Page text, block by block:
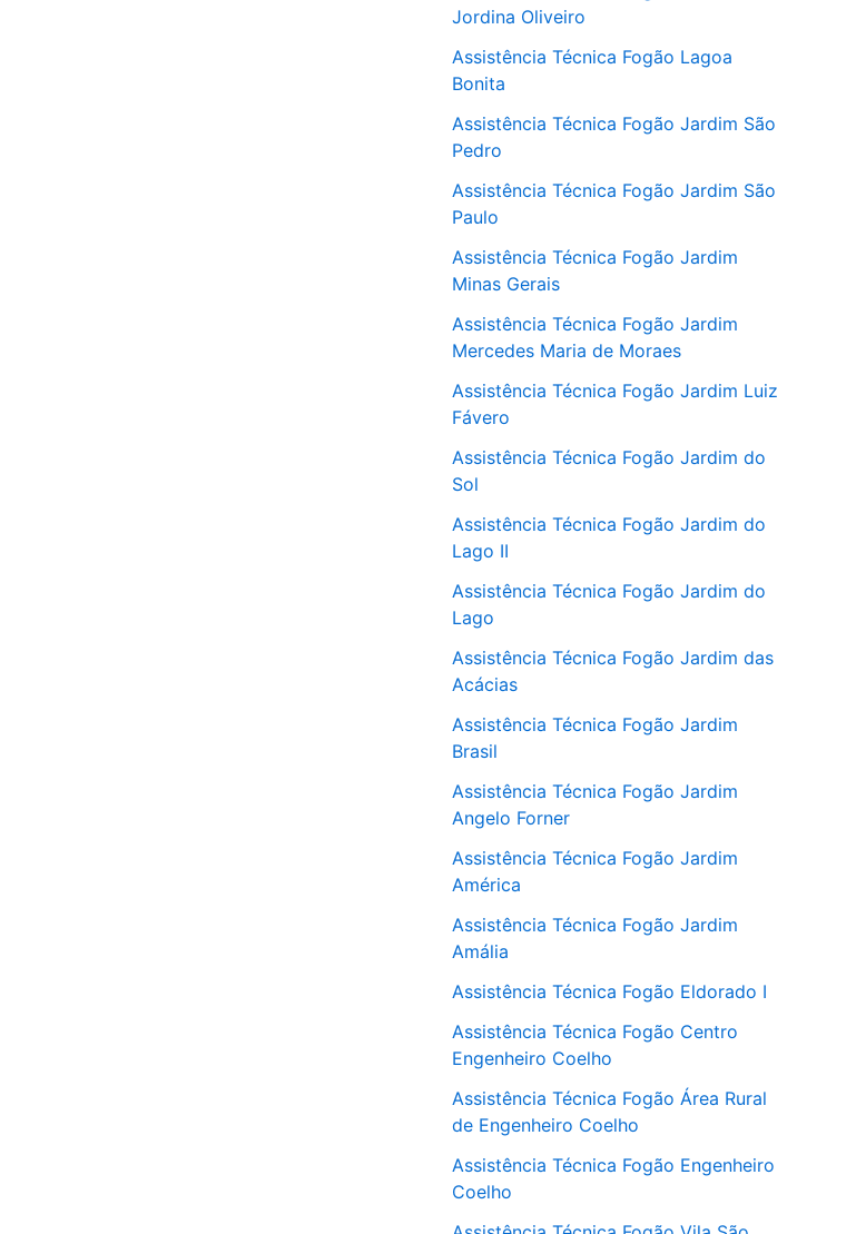
Jordina Oliveiro
Assistência Técnica Fogão Lagoa
Bonita
Assistência Técnica Fogão Jardim São
Pedro
Assistência Técnica Fogão Jardim São
Paulo
Assistência Técnica Fogão Jardim
Minas Gerais
Assistência Técnica Fogão Jardim
Mercedes Maria de Moraes
Assistência Técnica Fogão Jardim Luiz
Fávero
Assistência Técnica Fogão Jardim do
Sol
Assistência Técnica Fogão Jardim do
Lago II
Assistência Técnica Fogão Jardim do
Lago
Assistência Técnica Fogão Jardim das
Acácias
Assistência Técnica Fogão Jardim
Brasil
Assistência Técnica Fogão Jardim
Angelo Forner
Assistência Técnica Fogão Jardim
América
Assistência Técnica Fogão Jardim
Amália
Assistência Técnica Fogão Eldorado I
Assistência Técnica Fogão Centro
Engenheiro Coelho
Assistência Técnica Fogão Área Rural
de Engenheiro Coelho
Assistência Técnica Fogão Engenheiro
Coelho